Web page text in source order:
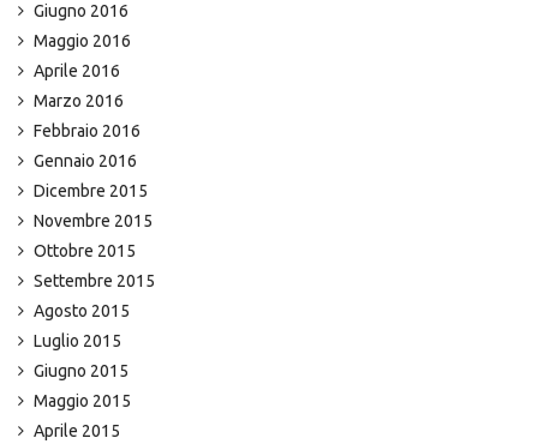
Giugno 2016
Maggio 2016
Aprile 2016
Marzo 2016
Febbraio 2016
Gennaio 2016
Dicembre 2015
Novembre 2015
Ottobre 2015
Settembre 2015
Agosto 2015
Luglio 2015
Giugno 2015
Maggio 2015
Aprile 2015